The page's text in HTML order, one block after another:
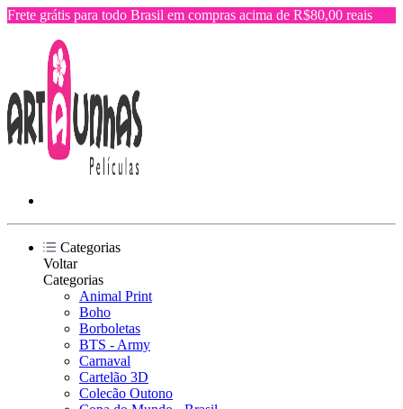
Frete grátis para todo Brasil em compras acima de R$80,00 reais
Categorias
Voltar
Categorias
Animal Print
Boho
Borboletas
BTS - Army
Carnaval
Cartelão 3D
Colecão Outono